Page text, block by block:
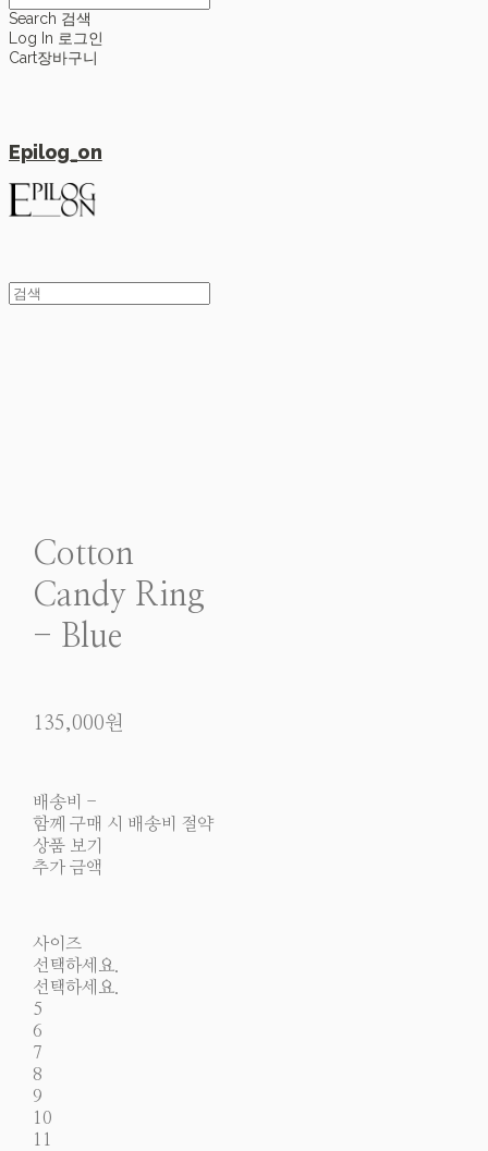
Search 검색
Log In 로그인
Cart장바구니
Epilog_on
Cotton
Candy Ring
- Blue
135,000원
배송비 -
함께 구매 시 배송비 절약
상품 보기
추가 금액
사이즈
선택하세요.
선택하세요.
5
6
7
8
9
10
11